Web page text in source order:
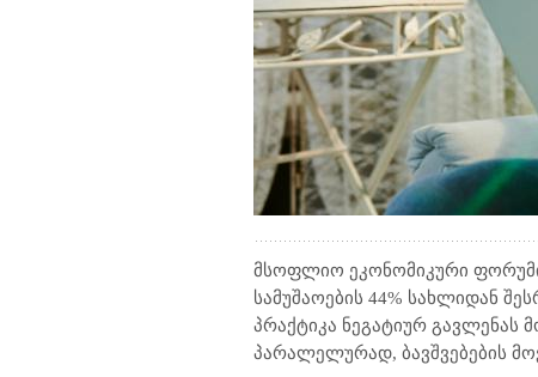
მსოფლიო ეკონომიკური
სამუშაოების 44% სახლიდან
პრაქტიკა ნეგატიურ გავლენას
პარალელურად, ბავშვებების